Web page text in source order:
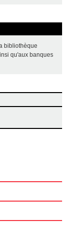
bibliothèque
qu'aux banques